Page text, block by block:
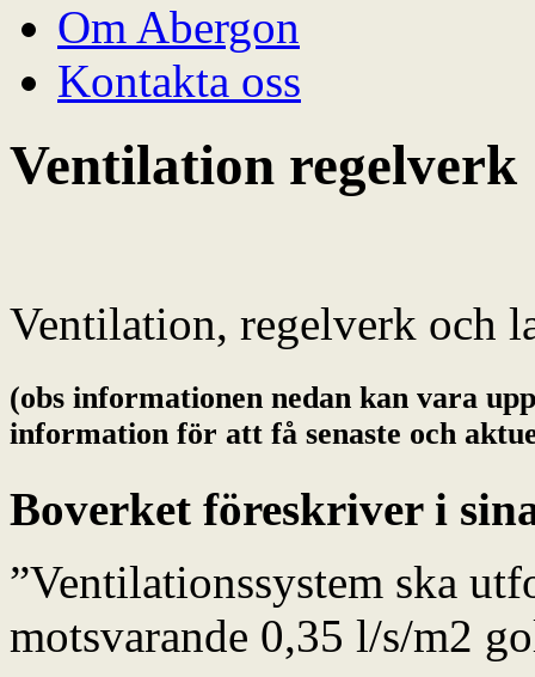
Om Abergon
Kontakta oss
Ventilation regelverk
Ventilation, regelverk och
(obs informationen nedan kan vara
information för att få senaste och
Boverket föreskriver i
”Ventilationssystem ska
motsvarande 0,35 l/s/m2